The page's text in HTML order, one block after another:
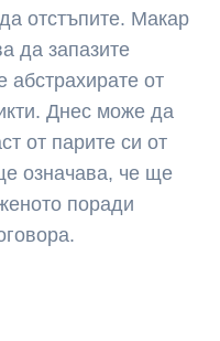
отстъпите. Макар
да запазите
абстрахирате от
Днес може да
от парите си от
означава, че ще
поради